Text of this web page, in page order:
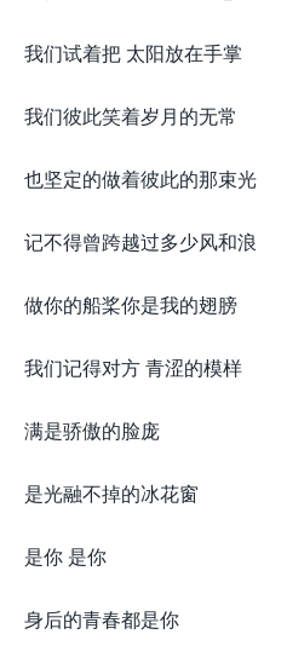
我们试着把 太阳放在手掌
我们彼此笑着岁月的无常
也坚定的做着彼此的那束光
记不得曾跨越过多少风和浪
做你的船桨你是我的翅膀
我们记得对方 青涩的模样
满是骄傲的脸庞
是光融不掉的冰花窗
是你 是你
身后的青春都是你